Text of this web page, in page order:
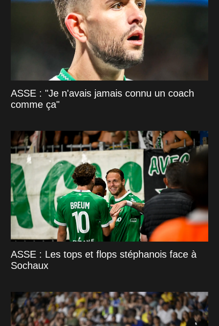
ASSE : "Je n'avais jamais connu un coach
comme ça"
ASSE : Les tops et flops stéphanois face à
Sochaux